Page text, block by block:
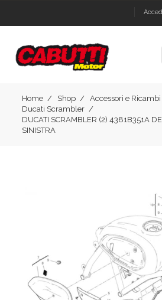
Home Shop
Accessori e Ricambi
Ducati Scrambler
DUCATI SCRAMBLER (2) 4381B351A
SINISTRA